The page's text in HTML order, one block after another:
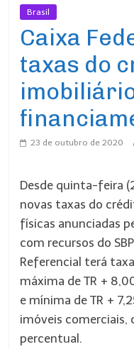
Brasil
Caixa
taxas do
23 de outubro de 2020
Desde quinta-feira
novas taxas do
físicas anunciadas
com recursos do
Referencial terá
máxima de TR +
e mínima de TR +
imóveis comerciais,
percentual.